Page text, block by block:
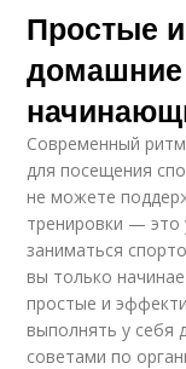
Простые
домашние
Современный
для посещения
не можете
тренировки — это
заниматься
вы только
простые и
выполнять у себя
советами по